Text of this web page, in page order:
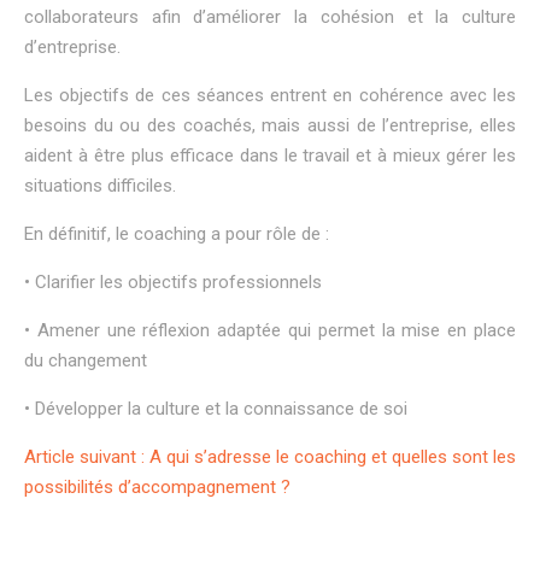
collaborateurs afin d’améliorer la cohésion et la culture
d’entreprise.
Les objectifs de ces séances entrent en cohérence avec les
besoins du ou des coachés, mais aussi de l’entreprise, elles
aident à être plus efficace dans le travail et à mieux gérer les
situations difficiles.
En définitif, le coaching a pour rôle de :
• Clarifier les objectifs professionnels
• Amener une réflexion adaptée qui permet la mise en place
du changement
• Développer la culture et la connaissance de soi
Article suivant : A qui s’adresse le coaching et quelles sont les
possibilités d’accompagnement ?